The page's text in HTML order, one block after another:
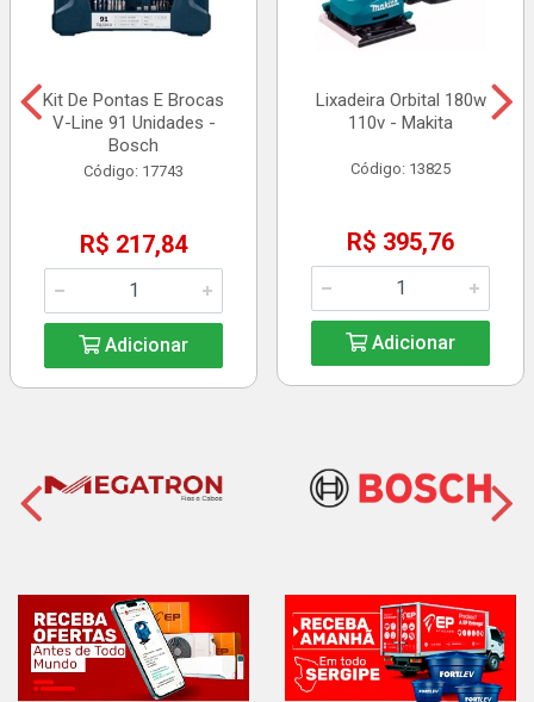
Kit De Pontas E Brocas
V-Line 91 Unidades -
Bosch
Código: 17743
R$ 217,84
Adicionar
Lixadeira Orbital 180w
110v - Makita
Código: 13825
R$ 395,76
Adicionar